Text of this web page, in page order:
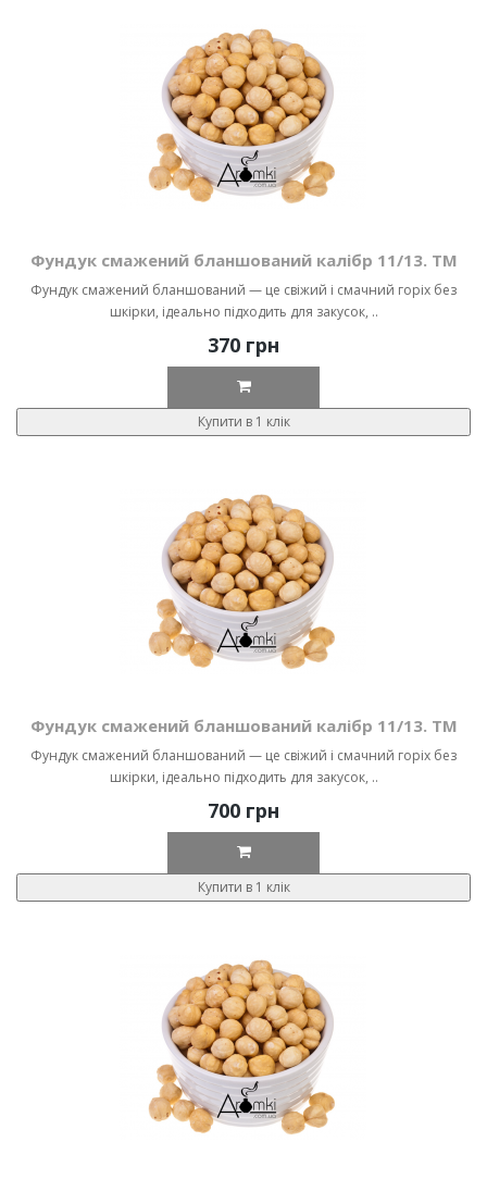
Фундук смажений бланшований калібр 11/13. ТМ
Фундук смажений бланшований — це свіжий і смачний горіх без
шкірки, ідеально підходить для закусок, ..
370 грн
Купити в 1 клік
Фундук смажений бланшований калібр 11/13. ТМ
Фундук смажений бланшований — це свіжий і смачний горіх без
шкірки, ідеально підходить для закусок, ..
700 грн
Купити в 1 клік